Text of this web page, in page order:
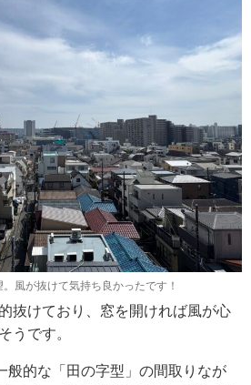
風が抜けて気持ち良かったです！
抜けており、窓を開ければ風が心
うです。
般的な「田の字型」の間取りなが